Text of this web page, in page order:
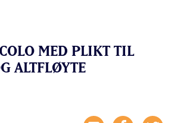
MED PLIKT TIL
ALTFLØYTE